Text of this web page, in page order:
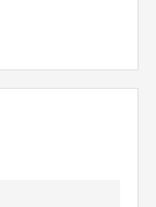
4 Clear
mogą być
i